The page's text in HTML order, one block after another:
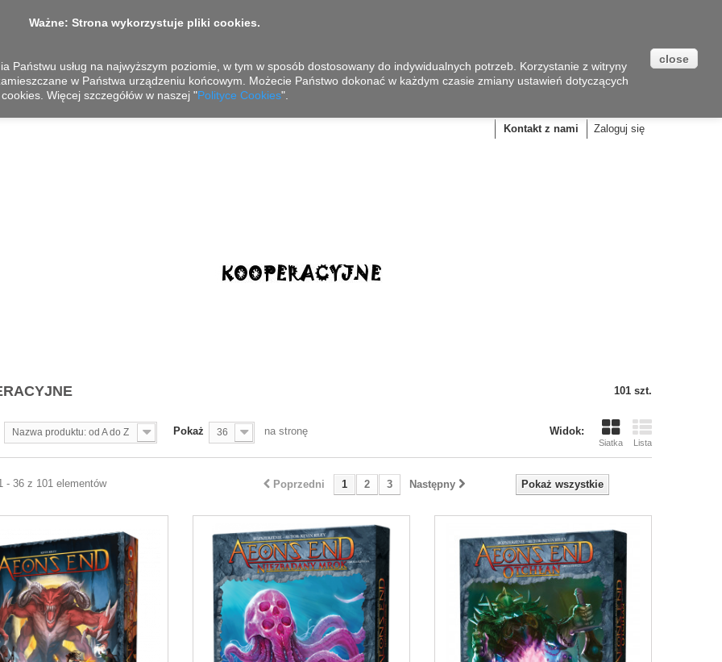
Koszyk
Zaloguj się
Kontakt z nami
101 szt.
Widok:
Siatka Lista
Nazwa produktu: od A do Z Pokaż 36 na stronę
Pokaż wszystkie
Poprzedni 1 2 3 Następny
- 36 z 101 elementów
Ważne: Strona wykorzystuje pliki cookies.
Państwu usług na najwyższym poziomie, w tym w sposób dostosowany do indywidualnych potrzeb. Korzystanie z witryny
w Państwa urządzeniu końcowym. Możecie Państwo dokonać w każdym czasie zmiany ustawień dotyczących
cookies. Więcej szczegółów w naszej "Polityce Cookies".
close